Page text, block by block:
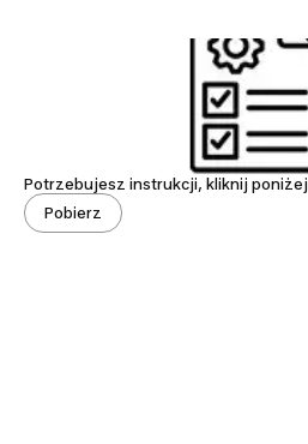
Potrzebujesz instrukcji, kliknij poniżej
Pobierz